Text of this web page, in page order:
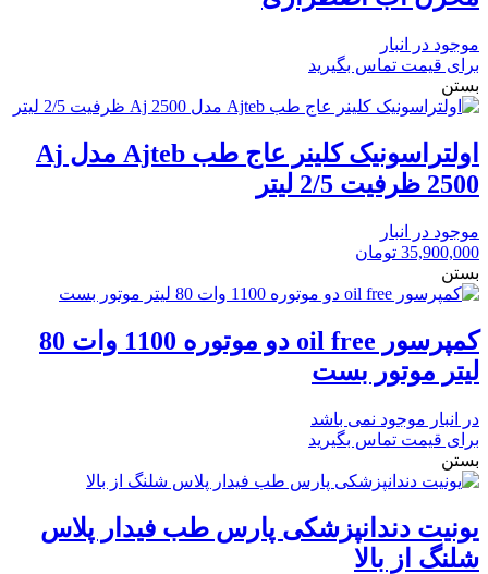
موجود در انبار
برای قیمت تماس بگیرید
بستن
اولتراسونیک کلینر عاج طب Ajteb مدل Aj
2500 ظرفیت 2/5 لیتر
موجود در انبار
35,900,000 تومان
بستن
کمپرسور oil free دو موتوره 1100 وات 80
لیتر موتور بست
در انبار موجود نمی باشد
برای قیمت تماس بگیرید
بستن
یونیت دندانپزشکی پارس طب فیدار پلاس
شلنگ از بالا